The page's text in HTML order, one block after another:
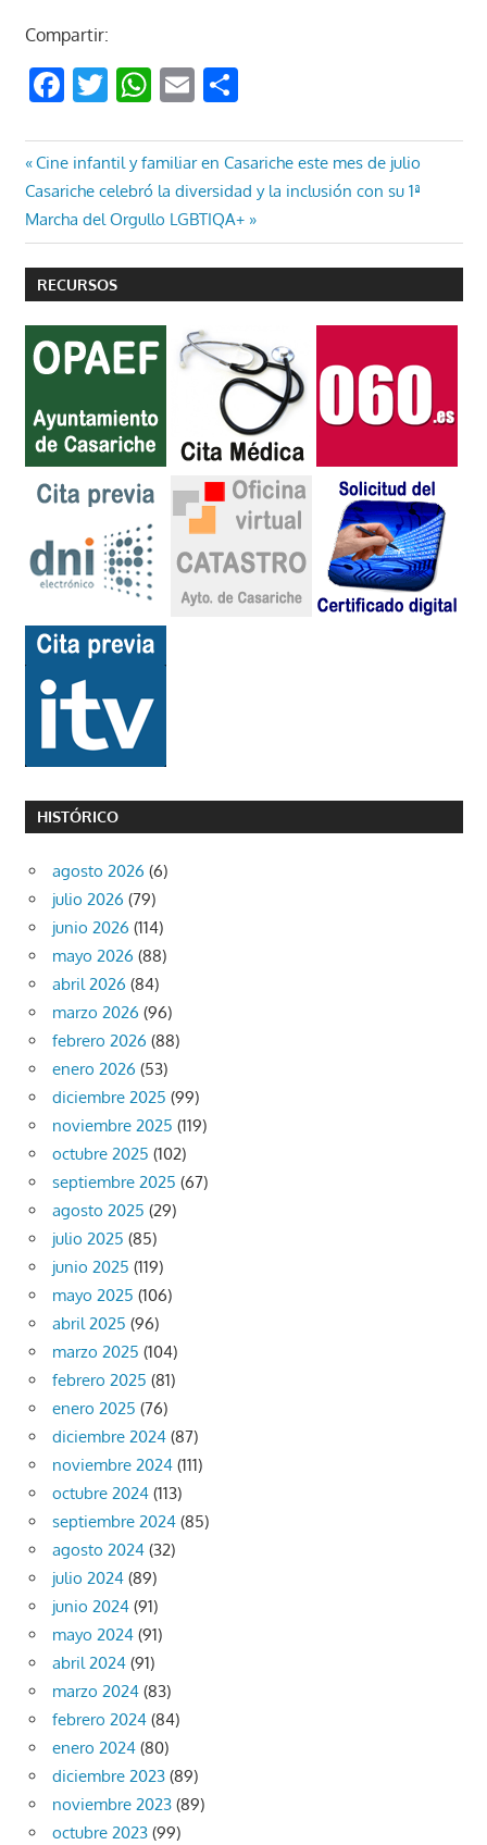
Compartir:
Facebook
Twitter
WhatsApp
EmailCompartir
Navegación
de
entradas
Entrada
anterior:
Cine infantil y familiar en Casariche este mes de julio
Entrada
siguiente:
Casariche celebró la diversidad y la inclusión con su 1ª
Marcha del Orgullo LGBTIQA+
RECURSOS
HISTÓRICO
agosto 2026 (6)
julio 2026 (79)
junio 2026 (114)
mayo 2026 (88)
abril 2026 (84)
marzo 2026 (96)
febrero 2026 (88)
enero 2026 (53)
diciembre 2025 (99)
noviembre 2025 (119)
octubre 2025 (102)
septiembre 2025 (67)
agosto 2025 (29)
julio 2025 (85)
junio 2025 (119)
mayo 2025 (106)
abril 2025 (96)
marzo 2025 (104)
febrero 2025 (81)
enero 2025 (76)
diciembre 2024 (87)
noviembre 2024 (111)
octubre 2024 (113)
septiembre 2024 (85)
agosto 2024 (32)
julio 2024 (89)
junio 2024 (91)
mayo 2024 (91)
abril 2024 (91)
marzo 2024 (83)
febrero 2024 (84)
enero 2024 (80)
diciembre 2023 (89)
noviembre 2023 (89)
octubre 2023 (99)